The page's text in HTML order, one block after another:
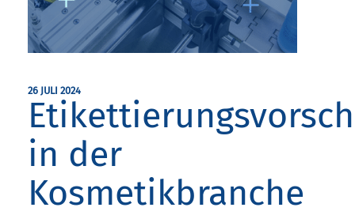
26 JULI 2024
in der
Kosmetikbranche